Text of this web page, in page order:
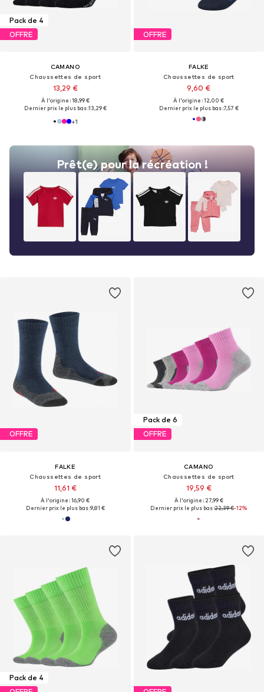
Pack de 4
OFFRE
CAMANO
Chaussettes de sport
13,29 €
À l'origine : 18,99 €
Dernier prix le plus bas :13,29 €
+1
OFFRE
FALKE
Chaussettes de sport
9,60 €
À l'origine : 12,00 €
Dernier prix le plus bas :7,57 €
Prêt(e) pour la récréation !
OFFRE
FALKE
Chaussettes de sport
11,61 €
À l'origine : 16,90 €
Dernier prix le plus bas :9,81 €
Pack de 6
OFFRE
CAMANO
Chaussettes de sport
19,59 €
À l'origine : 27,99 €
Dernier prix le plus bas :22,39 €-12%
Pack de 4